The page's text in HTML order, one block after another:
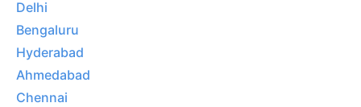
Delhi
Bengaluru
Hyderabad
Ahmedabad
Chennai